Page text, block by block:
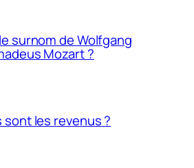
surnom de Wolfgang
Mozart ?
sont les revenus ?